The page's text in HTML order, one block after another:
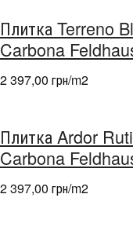
Плитка Terreno
Carbona
2 397,00 грн/m2
Плитка Ardor
Carbona
2 397,00 грн/m2